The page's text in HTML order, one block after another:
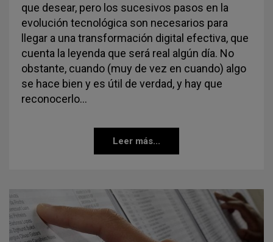
que desear, pero los sucesivos pasos en la
evolución tecnológica son necesarios para
llegar a una transformación digital efectiva, que
cuenta la leyenda que será real algún día. No
obstante, cuando (muy de vez en cuando) algo
se hace bien y es útil de verdad, y hay que
reconocerlo…
Leer más...